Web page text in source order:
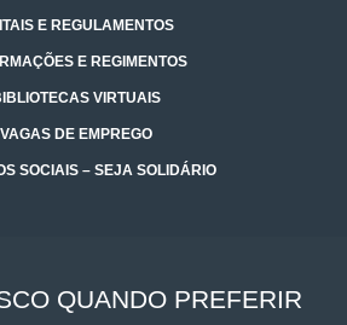
E REGULAMENTOS
E REGIMENTOS
VIRTUAIS
VAGAS DE EMPREGO
SOCIAIS – SEJA SOLIDÁRIO
QUANDO PREFERIR